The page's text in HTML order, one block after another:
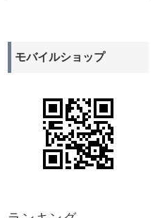
モバイルショップ